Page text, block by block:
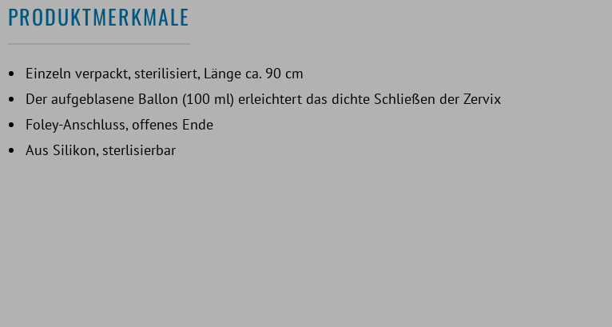
PRODUKTMERKMALE
Einzeln verpackt, sterilisiert, Länge ca. 90 cm
Der aufgeblasene Ballon (100 ml) erleichtert das dichte Schließen der Zervix
Foley-Anschluss, offenes Ende
Aus Silikon, sterlisierbar